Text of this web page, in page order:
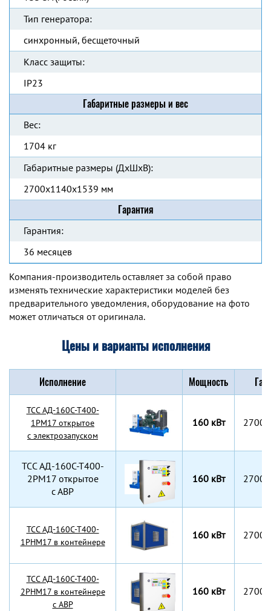
Тип генератора:
синхронный, бесщеточный
Класс защиты:
IP23
Габаритные размеры и вес
Вес:
1704 кг
Габаритные размеры (ДхШхВ):
2700x1140x1539 мм
Гарантия
Гарантия:
36 месяцев
Компания-производитель оставляет за собой право
изменять технические характеристики моделей без
предварительного уведомления, оборудование на фото
может отличаться от оригинала.
Цены и варианты исполнения
Исполнение Мощность
TCC АД-160С-Т400-
1РМ17 открытое
с электрозапуском
160 кВт
TCC АД-160С-Т400-
2РМ17 открытое
с АВР
160 кВт
TCC АД-160С-Т400-
1РНМ17 в контейнере
160 кВт
TCC АД-160С-Т400-
2РНМ17 в контейнере
с АВР
160 кВт